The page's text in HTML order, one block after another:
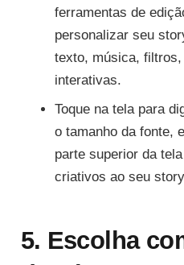
ferramentas de
personalizar seu
texto, música,
interativas.
Toque na tela para
o tamanho da fonte,
parte superior da
criativos ao seu
5. Escolha